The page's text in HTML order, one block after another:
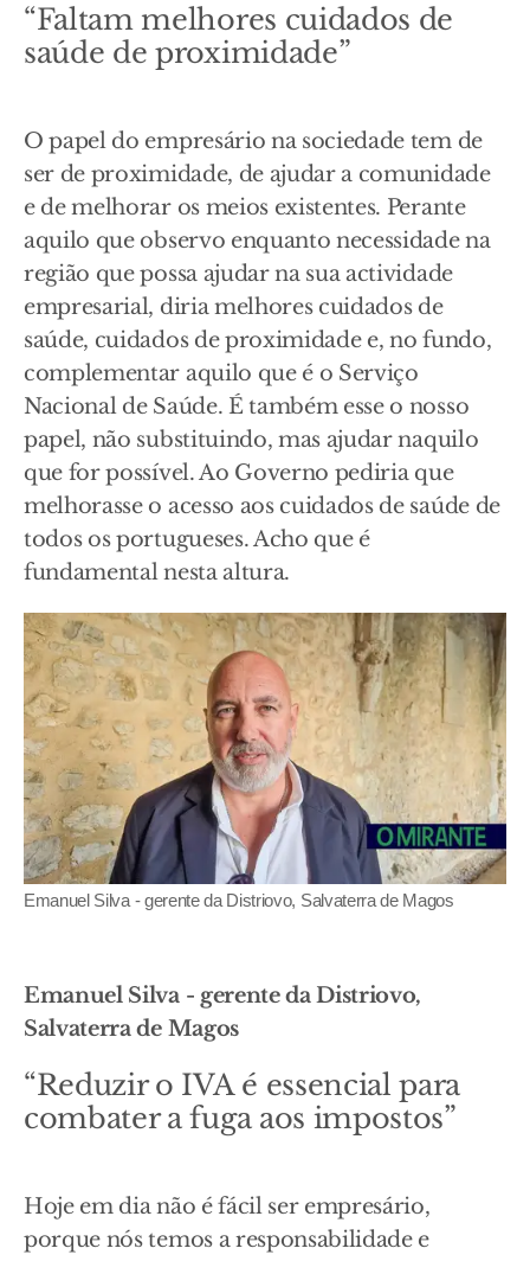
“Faltam melhores cuidados de
saúde de proximidade”
O papel do empresário na sociedade tem de
ser de proximidade, de ajudar a comunidade
e de melhorar os meios existentes. Perante
aquilo que observo enquanto necessidade na
região que possa ajudar na sua actividade
empresarial, diria melhores cuidados de
saúde, cuidados de proximidade e, no fundo,
complementar aquilo que é o Serviço
Nacional de Saúde. É também esse o nosso
papel, não substituindo, mas ajudar naquilo
que for possível. Ao Governo pediria que
melhorasse o acesso aos cuidados de saúde de
todos os portugueses. Acho que é
fundamental nesta altura.
Emanuel Silva - gerente da Distriovo, Salvaterra de Magos
Emanuel Silva - gerente da Distriovo,
Salvaterra de Magos
“Reduzir o IVA é essencial para
combater a fuga aos impostos”
Hoje em dia não é fácil ser empresário,
porque nós temos a responsabilidade e